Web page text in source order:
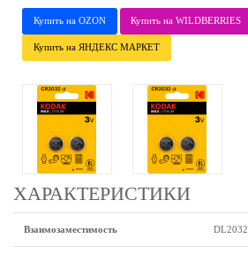
Купить на OZON Купить на WILDBERRIES
Купить на ЯНДЕКС МАРКЕТ
ХАРАКТЕРИСТИКИ
Взаимозаместимость DL2032